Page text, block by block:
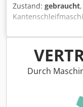
Zustand: gebraucht
Schleifen von
Die leichte
ermöglichen ein
Abtragsleistung.
und Innenausbau.
Horizontal-Kante,
Schleifbandbreite:
Aezryx Iob Sef -
Durch